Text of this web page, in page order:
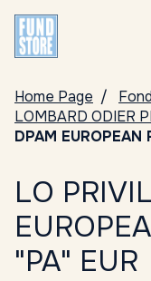
Home Page
LOMBARD ODIER
DPAM EUROPEAN
LO
"PA" EUR